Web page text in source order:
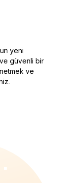
yeni
güvenli bir
ve